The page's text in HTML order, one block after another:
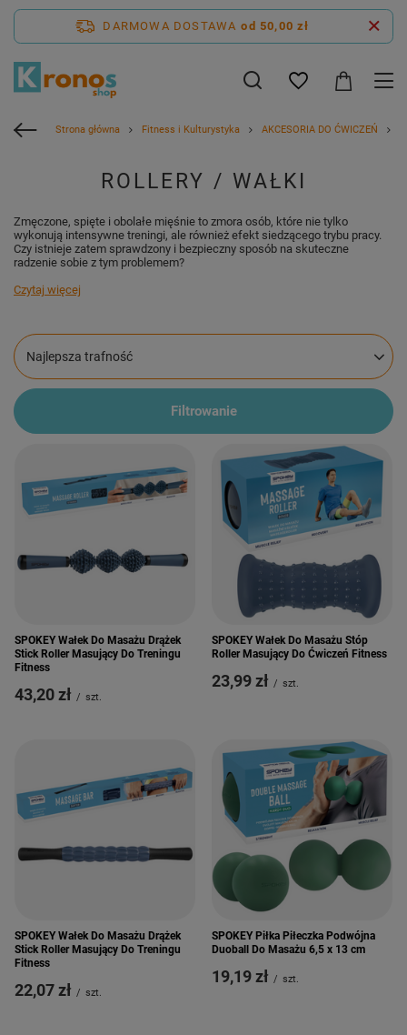
DARMOWA DOSTAWA od 50,00 zł
Strona główna Fitness i Kulturystyka AKCESORIA DO ĆWICZEŃ
ROLLERY / WAŁKI
Zmęczone, spięte i obolałe mięśnie to zmora osób, które nie tylko
wykonują intensywne treningi, ale również efekt siedzącego trybu pracy.
Czy istnieje zatem sprawdzony i bezpieczny sposób na skuteczne
radzenie sobie z tym problemem?
Czytaj więcej
Zmień sortowanie
Najlepsza trafność
Filtrowanie
SPOKEY Wałek Do Masażu Drążek
Stick Roller Masujący Do Treningu
Fitness
43,20 zł / szt.
SPOKEY Wałek Do Masażu Stóp
Roller Masujący Do Ćwiczeń Fitness
23,99 zł / szt.
SPOKEY Wałek Do Masażu Drążek
Stick Roller Masujący Do Treningu
Fitness
22,07 zł / szt.
SPOKEY Piłka Piłeczka Podwójna
Duoball Do Masażu 6,5 x 13 cm
19,19 zł / szt.